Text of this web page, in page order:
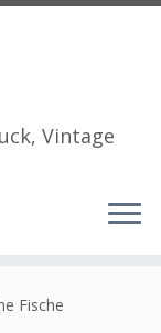
Vintage
Fische